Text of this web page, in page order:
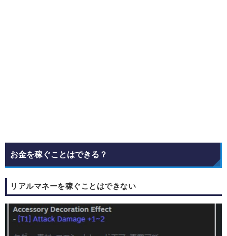
お金を稼ぐことはできる？
リアルマネーを稼ぐことはできない